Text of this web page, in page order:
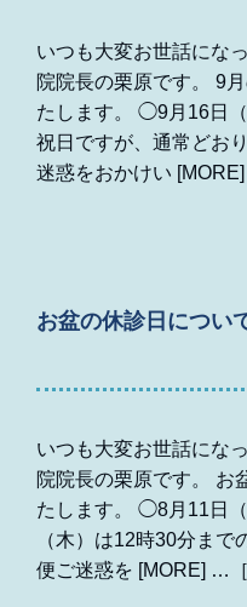
いつも大変お世話にな
院院長の栗原です。 9
たします。 ◯9月16日
祝日ですが、通常どお
迷惑をおかけい [MORE]
お盆の休診日につい
いつも大変お世話にな
院院長の栗原です。 お
たします。 ◯8月11日
（木）は12時30分ま
便ご迷惑を [MORE]